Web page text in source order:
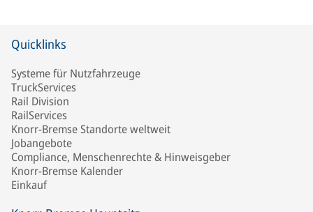
Quicklinks
Systeme für Nutzfahrzeuge
TruckServices
Rail Division
RailServices
Knorr-Bremse Standorte weltweit
Jobangebote
Compliance, Menschenrechte & Hinweisgeber
Knorr-Bremse Kalender
Einkauf